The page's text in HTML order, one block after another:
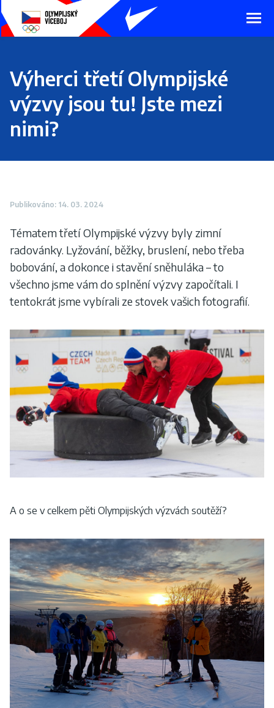
na
hlavní
obsah
Výherci třetí Olympijské
výzvy jsou tu! Jste mezi
nimi?
Publikováno: 14. 03. 2024
Tématem třetí Olympijské výzvy byly zimní
radovánky. Lyžování, běžky, bruslení, nebo třeba
bobování, a dokonce i stavění sněhuláka – to
všechno jsme vám do splnění výzvy započítali. I
tentokrát jsme vybírali ze stovek vašich fotografií.
A o se v celkem pěti Olympijských výzvách soutěží?